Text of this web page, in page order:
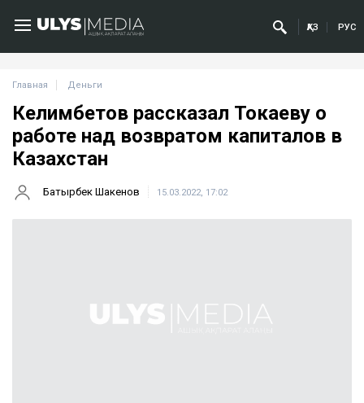
ҚАЗ РУС
Главная Деньги
Келимбетов рассказал Токаеву о
работе над возвратом капиталов в
Казахстан
Батырбек Шакенов 15.03.2022, 17:02